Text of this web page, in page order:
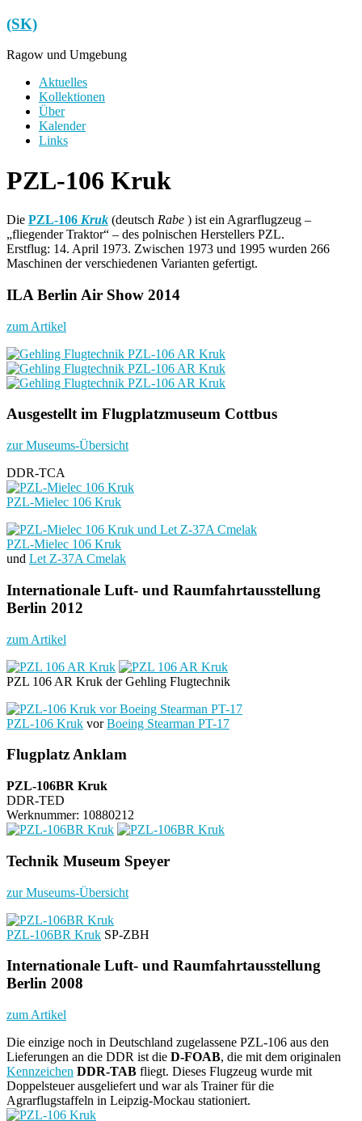
Zum
Inhalt
springen
(SK)
Ragow und Umgebung
Menü
Aktuelles
Kollektionen
Über
Kalender
Links
PZL-106 Kruk
Die PZL-106 Kruk (deutsch Rabe ) ist ein Agrarflugzeug –
„fliegender Traktor“ – des polnischen Herstellers PZL.
Erstflug: 14. April 1973. Zwischen 1973 und 1995 wurden 266
Maschinen der verschiedenen Varianten gefertigt.
ILA Berlin Air Show 2014
zum Artikel
Ausgestellt im Flugplatzmuseum Cottbus
zur Museums-Übersicht
DDR-TCA
PZL-Mielec 106 Kruk
PZL-Mielec 106 Kruk
und Let Z-37A Cmelak
Internationale Luft- und Raumfahrtausstellung
Berlin 2012
zum Artikel
PZL 106 AR Kruk der Gehling Flugtechnik
PZL-106 Kruk vorBoeing Stearman PT-17
Flugplatz Anklam
PZL-106BR Kruk
DDR-TED
Werknummer: 10880212
Technik Museum Speyer
zur Museums-Übersicht
PZL-106BR Kruk SP-ZBH
Internationale Luft- und Raumfahrtausstellung
Berlin 2008
zum Artikel
Die einzige noch in Deutschland zugelassene PZL-106 aus den
Lieferungen an die DDR ist die D-FOAB, die mit dem originalen
Kennzeichen DDR-TAB fliegt. Dieses Flugzeug wurde mit
Doppelsteuer ausgeliefert und war als Trainer für die
Agrarflugstaffeln in Leipzig-Mockau stationiert.